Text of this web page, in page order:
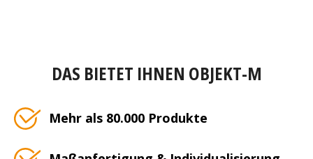
DAS BIETET IHNEN OBJEKT-M
Mehr als 80.000 Produkte